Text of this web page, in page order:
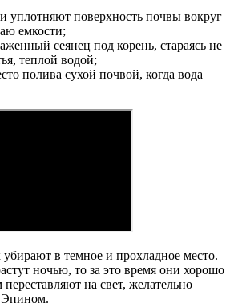
уплотняют поверхность почвы вокруг
емкости;
сеянец под корень, стараясь не
теплой водой;
полива сухой почвой, когда вода
убирают в темное и прохладное место.
ночью, то за это время они хорошо
на свет, желательно
Эпином.